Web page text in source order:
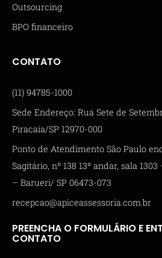
Outsourcing
BPO financeiro
CONTATO
(11) 94785-1000
Sede Endereço: Rua Sete de
Piracaia/SP 12970-000
Ponto de Atendimento São Paulo
Sagitário, nº 138 13º andar, sala
– Barueri/ SP 06473-073
recepcao@apiceassessoria.com.br
PREENCHA O FORMULÁRIO E
CONTATO